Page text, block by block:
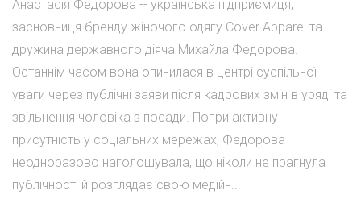
Анастасія Федорова -- українська підприємиця,
засновниця бренду жіночого одягу Cover Apparel та
дружина державного діяча Михайла Федорова.
Останнім часом вона опинилася в центрі суспільної
уваги через публічні заяви після кадрових змін в уряді та
звільнення чоловіка з посади. Попри активну
присутність у соціальних мережах, Федорова
неодноразово наголошувала, що ніколи не прагнула
публічності й розглядає свою медійн...